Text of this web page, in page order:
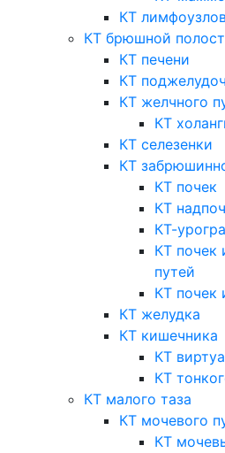
КТ
КТ брюшной
КТ печени
КТ
КТ желчного
КТ
КТ селезенки
КТ
КТ почек
КТ
КТ-
КТ почек
путей
КТ почек
КТ желудка
КТ кишечника
КТ
КТ
КТ малого таза
КТ мочевого
КТ